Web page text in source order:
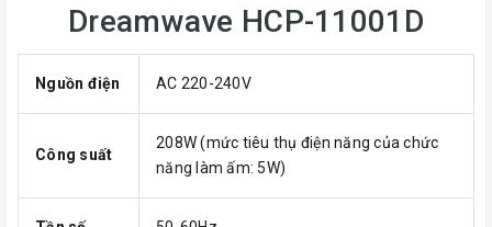
Dreamwave HCP-11001D
Nguồn điện AC 220-240V
Công suất
208W (mức tiêu thụ điện năng của chức
năng làm ấm: 5W)